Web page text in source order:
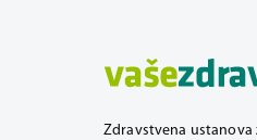
Zdravstvena ustanova